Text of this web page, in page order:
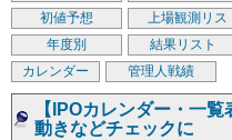
初値予想
上場観測リス
年度別
結果リスト
カレンダー
管理人戦績
【IPOカレンダー・一
動きなどチェックに